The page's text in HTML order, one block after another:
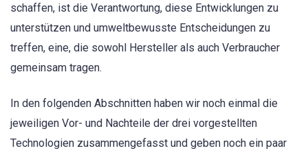
schaffen, ist die Verantwortung, diese Entwicklungen zu
unterstützen und umweltbewusste Entscheidungen zu
treffen, eine, die sowohl Hersteller als auch Verbraucher
gemeinsam tragen.
In den folgenden Abschnitten haben wir noch einmal die
jeweiligen Vor- und Nachteile der drei vorgestellten
Technologien zusammengefasst und geben noch ein paar